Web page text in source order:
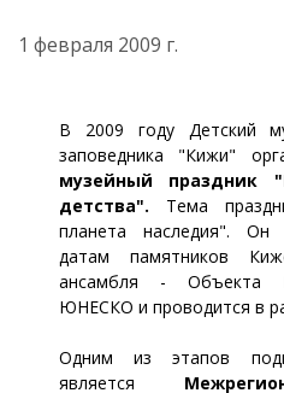
1 февраля 2009 г.
В 2009 году Детский
заповедника "Кижи"
музейный праздник
детства". Тема
планета наследия". Он
датам памятников
ансамбля - Объекта
ЮНЕСКО и проводится в
Одним из этапов
является